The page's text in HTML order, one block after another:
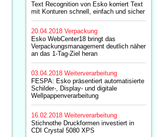
Text Recognition von Esko korriert Text
mit Konturen schnell, einfach und sicher
20.04.2018 Verpackung
Esko WebCenter18 bringt das
Verpackungsmanagement deutlich näher
an das 1-Tag-Ziel heran
03.04.2018 Weiterverarbeitung
FESPA: Esko präsentiert automatisierte
Schilder-, Display- und digitale
Wellpappenverarbeitung
16.02.2018 Weiterverarbeitung
Stichnothe Druckformen investiert in
CDI Crystal 5080 XPS